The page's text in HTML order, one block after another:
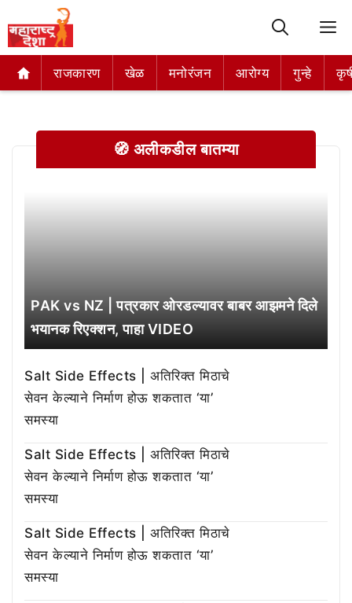
राजकारण खेळ मनोरंजन आरोग्य गुन्हे
राजकारण खेळ मनोरंजन आरोग्य गुन्हे
🧭 अलीकडील बातम्या
PAK vs NZ | पत्रकार ओरडल्यावर बाबर आझमने दिले
भयानक रिएक्शन, पाहा VIDEO
Salt Side Effects | अतिरिक्त मिठाचे
सेवन केल्याने निर्माण होऊ शकतात ‘या’
समस्या
Salt Side Effects | अतिरिक्त मिठाचे
सेवन केल्याने निर्माण होऊ शकतात ‘या’
समस्या
Salt Side Effects | अतिरिक्त मिठाचे
सेवन केल्याने निर्माण होऊ शकतात ‘या’
समस्या